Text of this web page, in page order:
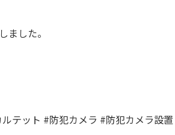
ました。
テット #防犯カメラ #防犯カメラ設